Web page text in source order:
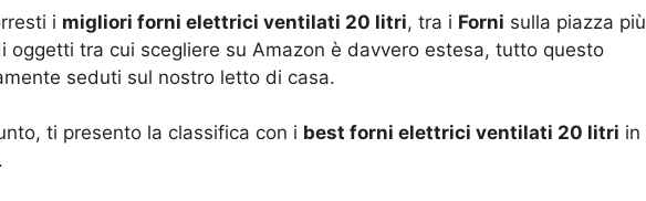
i migliori forni elettrici ventilati 20 litri, tra i Forni sulla piazza più
oggetti tra cui scegliere su Amazon è davvero estesa, tutto questo
seduti sul nostro letto di casa.
ti presento la classifica con i best forni elettrici ventilati 20 litri in